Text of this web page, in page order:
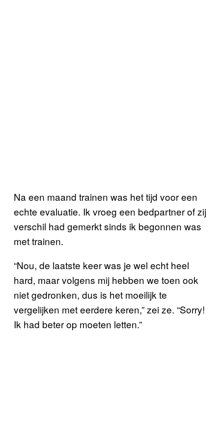
Na een maand trainen was het tijd voor een
echte evaluatie. Ik vroeg een bedpartner of zij
verschil had gemerkt sinds ik begonnen was
met trainen.
“Nou, de laatste keer was je wel echt heel
hard, maar volgens mij hebben we toen ook
niet gedronken, dus is het moeilijk te
vergelijken met eerdere keren,” zei ze. “Sorry!
Ik had beter op moeten letten.”